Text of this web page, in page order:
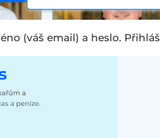
(váš email) a heslo.